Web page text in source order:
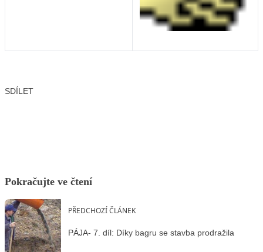
SDÍLET
Pokračujte ve čtení
PŘEDCHOZÍ ČLÁNEK
PÁJA- 7. díl: Díky bagru se stavba prodražila